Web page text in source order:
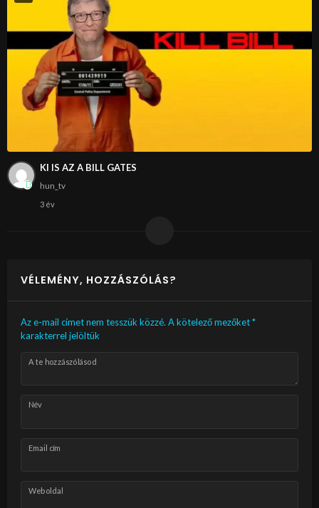
KI IS AZ A BILL GATES
hun_tv
3 év
VÉLEMÉNY, HOZZÁSZÓLÁS?
Az e-mail címet nem tesszük közzé. A kötelező mezőket*
karakterrel jelöltük
A te hozzászólásod
Név
Email cím
Weboldal